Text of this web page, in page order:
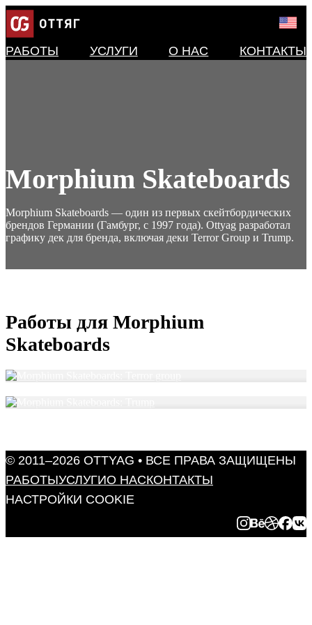
РАБОТЫ УСЛУГИ О НАС КОНТАКТЫ
Morphium Skateboards
Morphium Skateboards — один из первых скейтбордических
брендов Германии (Гамбург, с 1997 года). Ottyag разработал
графику дек для бренда, включая деки Terror Group и Trump.
Работы для Morphium
Skateboards
MORPHIUM SKATEBOARDS:
TERROR GROUP
© 2011–2026 OTTYAG • ВСЕ ПРАВА ЗАЩИЩЕНЫ
РАБОТЫУСЛУГИО НАСКОНТАКТЫ
НАСТРОЙКИ COOKIE